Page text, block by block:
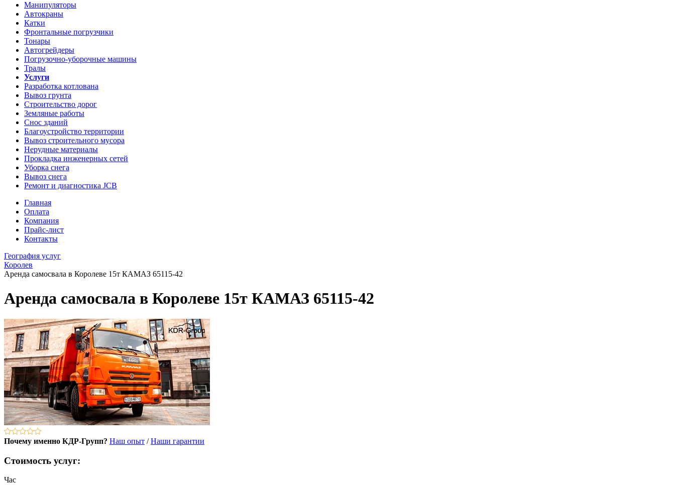
Манипуляторы
Автокраны
Катки
Фронтальные погрузчики
Тонары
Автогрейдеры
Погрузочно-уборочные машины
Тралы
Услуги
Разработка котлована
Вывоз грунта
Строительство дорог
Земляные работы
Снос зданий
Благоустройство территории
Вывоз строительного мусора
Нерудные материалы
Прокладка инженерных сетей
Уборка снега
Вывоз снега
Ремонт и диагностика JCB
Главная
Оплата
Компания
Прайс-лист
Контакты
География услуг
Королев
Аренда самосвала в Королеве 15т КАМАЗ 65115-42
Аренда самосвала в Королеве 15т КАМАЗ 65115-42
Почему именно КДР-Групп? Наш опыт /Наши гарантии
Стоимость услуг:
Час